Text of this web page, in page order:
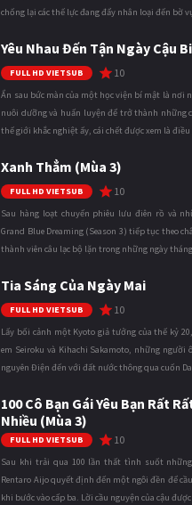
chống lại các thế lực đang đẩy nhân loại đến bờ
Yêu Nhau Đến Tận Ngày Cậu
FULL HD VIETSUB 10
Ẩn sau bức màn của một học viện bí mật là nơi
nuôi dưỡng và huấn luyện để trở thành những
thế giới khắc nghiệt ấy, cái chết được xem là
Xanh Thẳm (Mùa 3)
FULL HD VIETSUB 10
Sau hàng loạt chuyến phiêu lưu điên rồ và
Grand Blue Dreaming (Season 3) tiếp tục theo
thành viên câu lạc bộ lặn trong những ngày
Tia Sáng Của Ngày Mai
FULL HD VIETSUB 10
Lấy bối cảnh một Kyoto giả tưởng của thế kỷ
em Seiroku và Kihachi Sakamoto, những người
nguyên Điện đến với đất nước thông qua cuốn
100 Cô Bạn Gái Yêu Bạn Rất
Nhiều (Mùa 3)
FULL HD VIETSUB 10
Sau khi trải qua 100 lần thất tình suốt
Rentaro Aijo quyết định đến một ngôi đền để
khi bước vào cấp ba. Lời cầu nguyện của cậu